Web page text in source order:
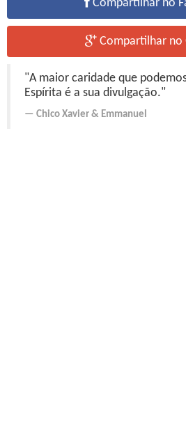
Compartilhar no
Compartilhar no
"A maior caridade que
Espírita é a sua divulgação."
Chico Xavier & Emmanuel